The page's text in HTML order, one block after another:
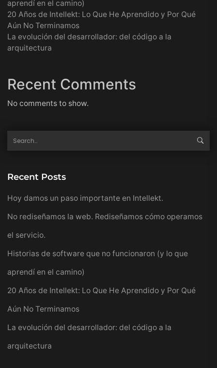
aprendí en el camino)
20 Años de Intellekt: Lo Que He Aprendido y Por Qué
Aún No Terminamos
La evolución del desarrollador: del código a la
arquitectura
Recent Comments
No comments to show.
Recent Posts
Hoy damos un paso importante en Intellekt.
No rediseñamos la web. Rediseñamos cómo operamos
el servicio.
Historias de software que no funcionaron (y lo que
aprendí en el camino)
20 Años de Intellekt: Lo Que He Aprendido y Por Qué
Aún No Terminamos
La evolución del desarrollador: del código a la
arquitectura